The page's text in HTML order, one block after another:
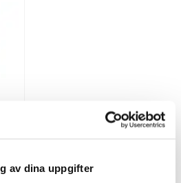
av dina uppgifter